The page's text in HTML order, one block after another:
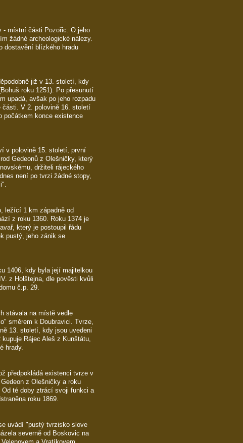
- místní části Pozořic. O jeho
žádné archeologické nálezy.
dostavění blízkého hradu
již v 13. století, kdy
roku 1251). Po přesunutí
upadá, avšak po jeho rozpadu
V 2. polovině 16. století
počátkem konce existence
v polovině 15. století, první
Gedeonů z Olešničky, který
držiteli rájeckého
není po tvrzi žádné stopy,
ležící 1 km západně od
z roku 1360. Roku 1374 je
který je postoupil řádu
pustý, jeho zánik se
1406, kdy byla její majitelkou
z Holštejna, dle pověsti kvůli
č.p. 29.
stávala na místě vedle
směrem k Doubravici. Tvrze,
13. století, kdy jsou uvedeni
Rájec Aleš z Kunštátu,
hrady.
předpokládá existenci tvrze v
z Olešničky a roku
té doby ztrácí svoji funkci a
roku 1869.
uvádí "pustý tvrzisko slove
severně od Boskovic na